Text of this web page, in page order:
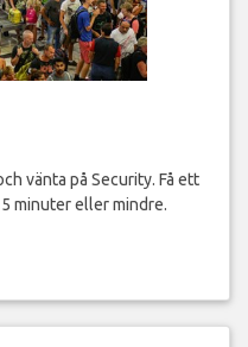
vänta på Security. Få ett
minuter eller mindre.